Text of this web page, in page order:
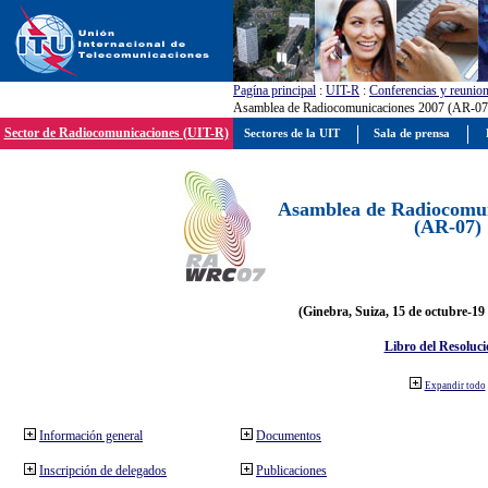
Pagína principal : UIT-R : Conferencias y
Asamblea de Radiocomunicaciones 2007 (AR-
Sector de Radiocomunicaciones (UIT-R)
Asamblea de
(AR-07)
(Ginebra, Suiza, 15 de octubre-19
Libro del
Expandir todo
Información general
Inscripción de delegados
Documentos
Publicaciones
Sectores de la UIT Sala de prensa